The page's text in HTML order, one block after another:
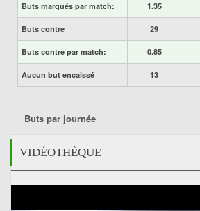
Buts marqués par match: 1.35
Buts contre 29
Buts contre par match: 0.85
Aucun but encaissé 13
Buts par journée
VIDÉOTHÈQUE